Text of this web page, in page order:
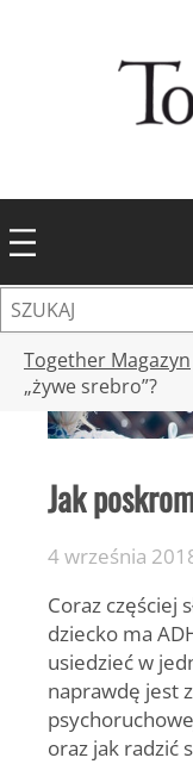
z
Together Magazyn
„żywe srebro”?
Jak
4 września
Coraz częściej
dziecko ma
usiedzieć w
naprawdę jest
oraz jak radzić